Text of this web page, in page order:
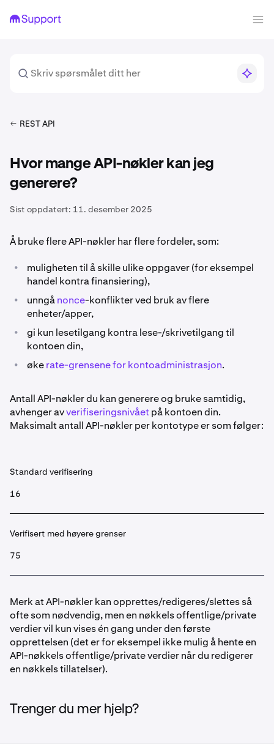
REST API
Hvor mange API-nøkler kan jeg
generere?
Sist oppdatert: 11. desember 2025
Å bruke flere API-nøkler har flere fordeler, som:
•
muligheten til å skille ulike oppgaver (for eksempel
handel kontra finansiering),
• unngånonce-konflikter ved bruk av flere
enheter/apper,
•
gi kun lesetilgang kontra lese-/skrivetilgang til
kontoen din,
• økerate-grensene for kontoadministrasjon.
Antall API-nøkler du kan generere og bruke samtidig,
avhenger avverifiseringsnivåetpå kontoen din.
Maksimalt antall API-nøkler per kontotype er som følger:
Standard verifisering
16
Verifisert med høyere grenser
75
Merk at API-nøkler kan opprettes/redigeres/slettes så
ofte som nødvendig, men en nøkkels offentlige/private
verdier vil kun vises én gang under den første
opprettelsen (det er for eksempel ikke mulig å hente en
API-nøkkels offentlige/private verdier når du redigerer
en nøkkels tillatelser).
Trenger du mer hjelp?